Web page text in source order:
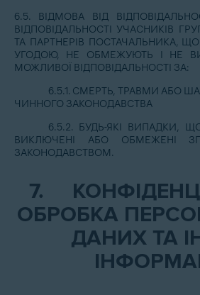
6.5. ВІДМОВА ВІД
ВІДПОВІДАЛЬНОСТІ УЧАСНИКІВ
ТА ПАРТНЕРІВ ПОСТАЧАЛЬНИКА,
УГОДОЮ, НЕ ОБМЕЖУЮТЬ І НЕ
МОЖЛИВОЇ ВІДПОВІДАЛЬНОСТІ ЗА:
6.5.1. СМЕРТЬ, ТРАВМИ АБО
ЧИННОГО ЗАКОНОДАВСТВА
6.5.2. БУДЬ-ЯКІ ВИПАДКИ,
ВИКЛЮЧЕНІ АБО ОБМЕЖЕНІ
ЗАКОНОДАВСТВОМ.
7.
ОБРОБКА
ДАНИХ ТА